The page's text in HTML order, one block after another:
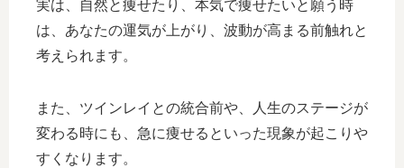
実は、自然と痩せたり、本気で痩せたいと願う時
は、あなたの運気が上がり、波動が高まる前触れと
考えられます。
また、ツインレイとの統合前や、人生のステージが
変わる時にも、急に痩せるといった現象が起こりや
すくなります。